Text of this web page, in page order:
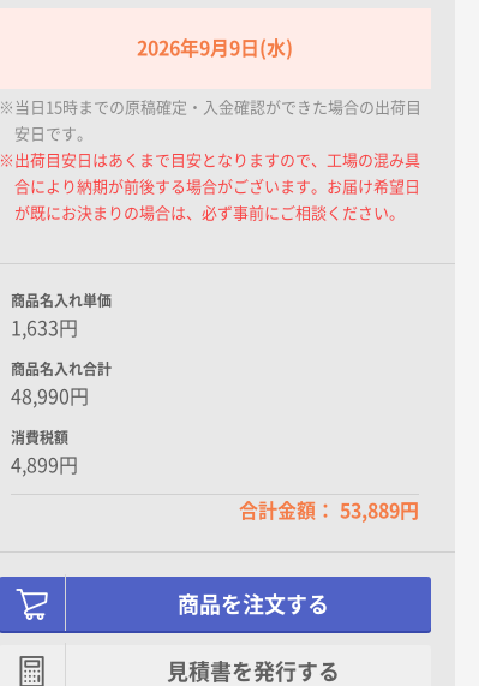
2026年9月9日(水)
※当日15時までの原稿確定・入金確認ができた場合の出荷目
安日です。
※出荷目安日はあくまで目安となりますので、工場の混み具
合により納期が前後する場合がございます。お届け希望日
が既にお決まりの場合は、必ず事前にご相談ください。
商品名入れ単価
1,633円
商品名入れ合計
48,990円
消費税額
4,899円
合計金額： 53,889円
商品を注文する
見積書を発行する